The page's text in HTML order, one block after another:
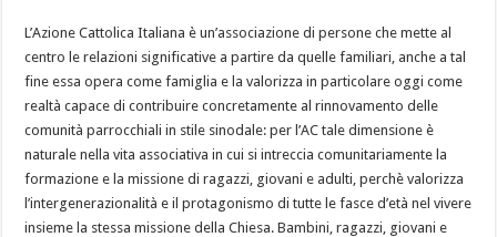
L’Azione Cattolica Italiana è un’associazione di persone che mette al
centro le relazioni significative a partire da quelle familiari, anche a tal
fine essa opera come famiglia e la valorizza in particolare oggi come
realtà capace di contribuire concretamente al rinnovamento delle
comunità parrocchiali in stile sinodale: per l’AC tale dimensione è
naturale nella vita associativa in cui si intreccia comunitariamente la
formazione e la missione di ragazzi, giovani e adulti, perchè valorizza
l’intergenerazionalità e il protagonismo di tutte le fasce d’età nel vivere
insieme la stessa missione della Chiesa. Bambini, ragazzi, giovani e